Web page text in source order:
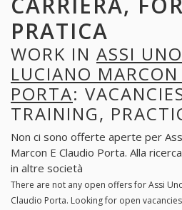
PRATICA
WORK IN ASSI
LUCIANO
PORTA:
TRAINING,
Non ci sono offerte aperte per
Marcon E Claudio Porta. Alla
in altre società
There are not any open offers for Assi
Claudio Porta. Looking for open